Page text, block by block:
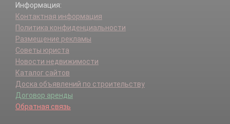
Информация:
Контактная информация
Политика конфиденциальности
Размещение рекламы
Советы юриста
Новости недвижимости
Каталог сайтов
Доска объявлений по строительству
Договор аренды
Обратная связь